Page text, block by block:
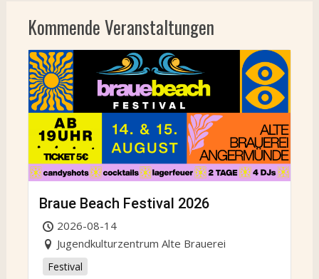
Kommende Veranstaltungen
Braue Beach Festival 2026
2026-08-14
Jugendkulturzentrum Alte Brauerei
Festival